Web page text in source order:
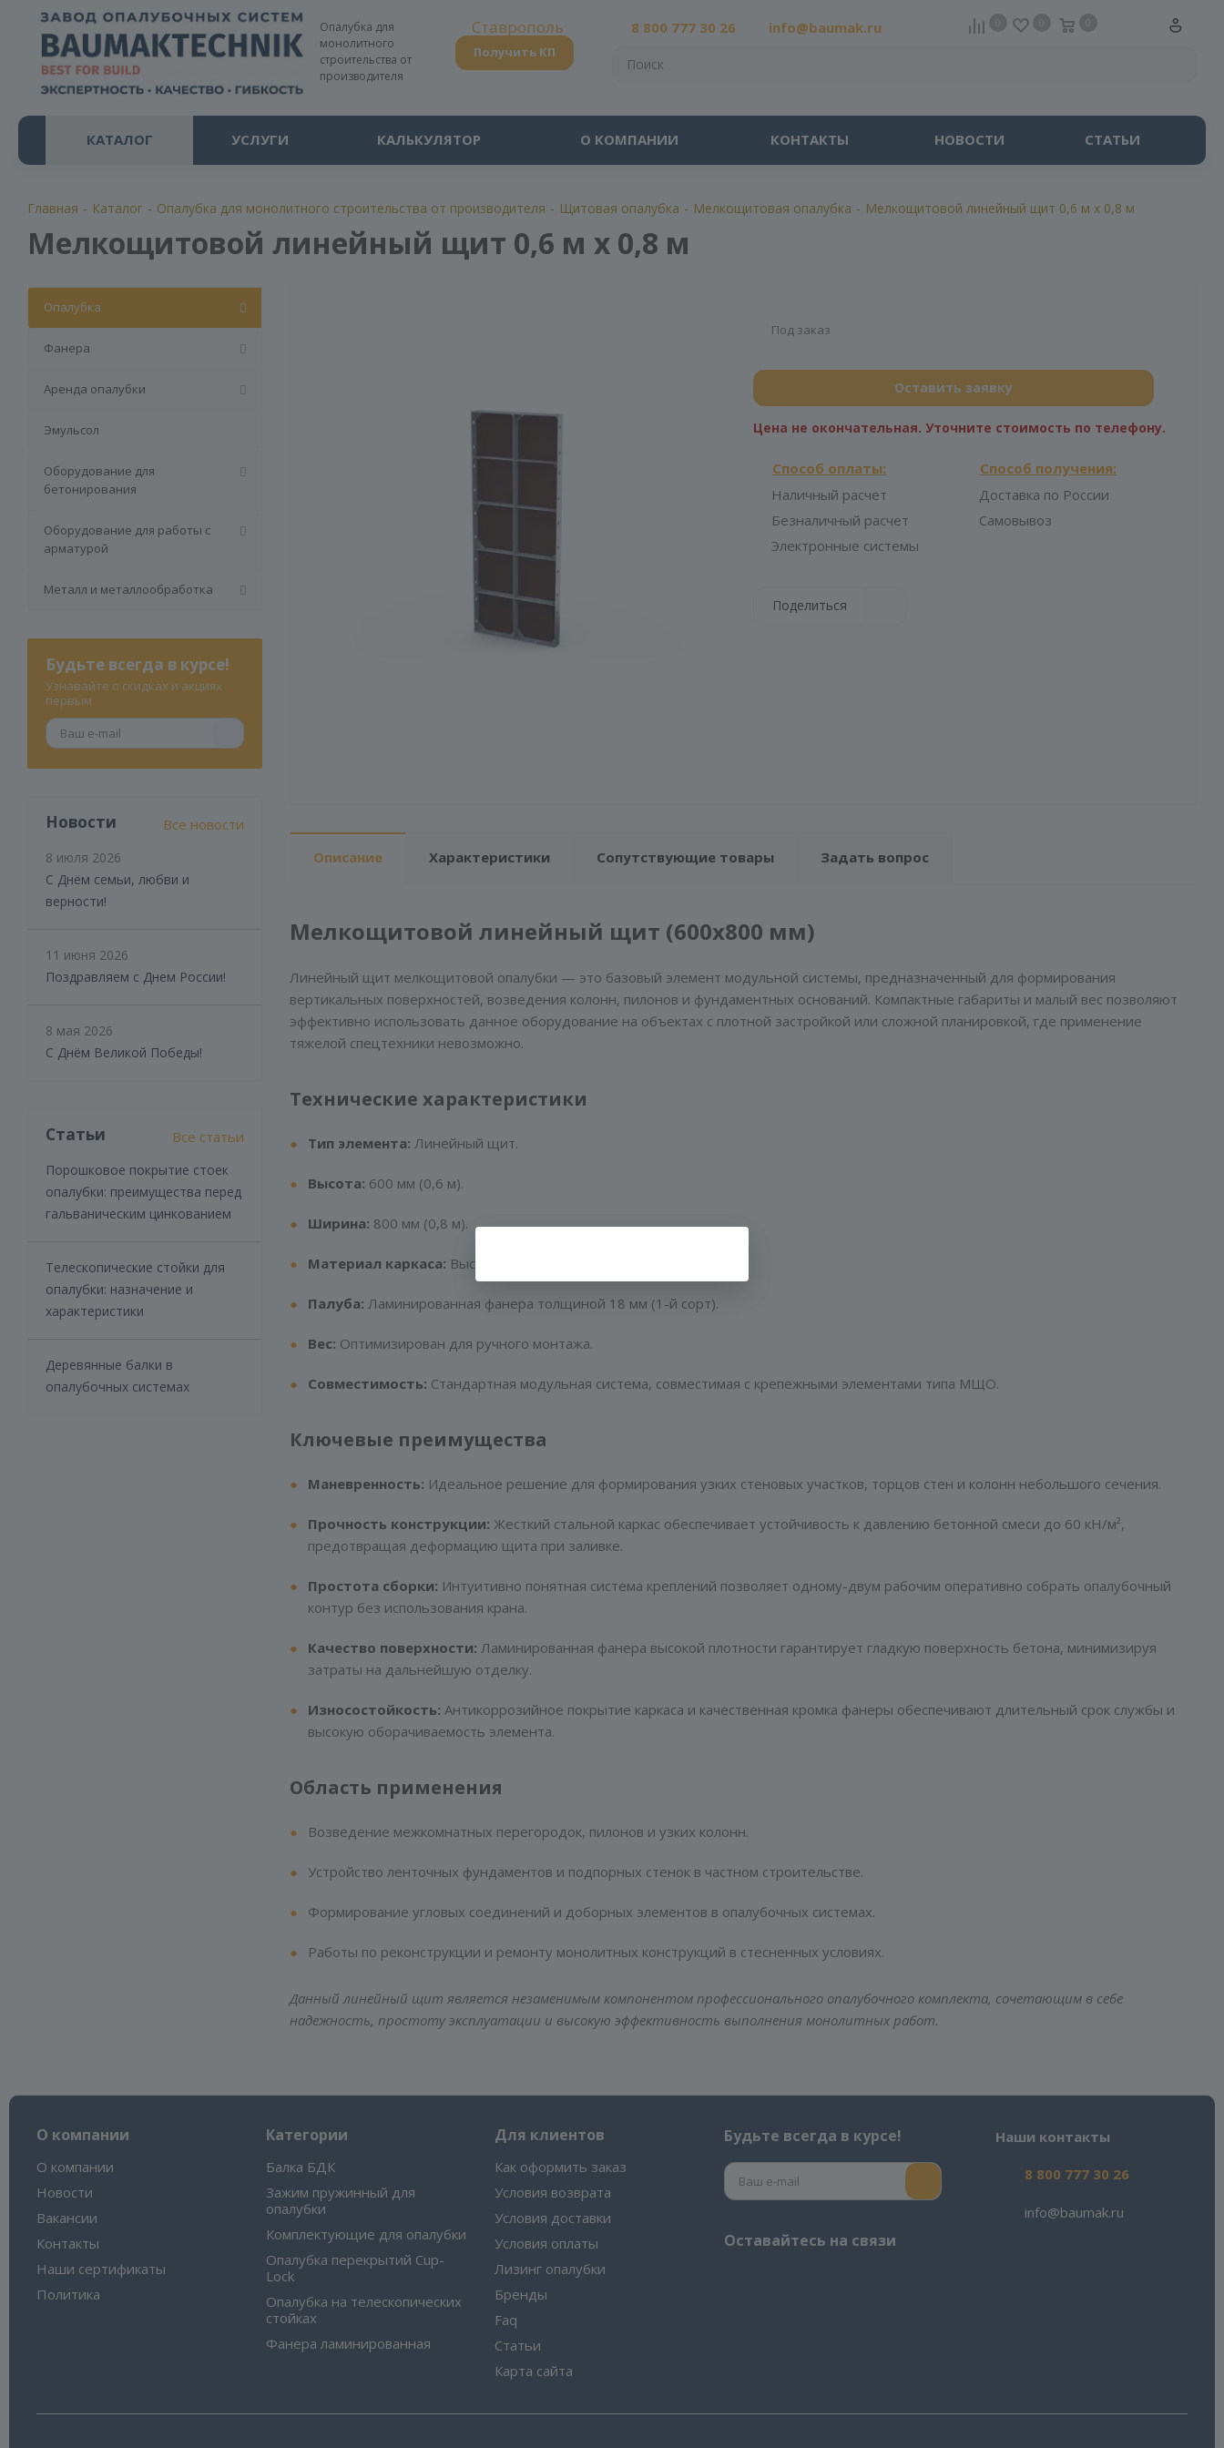
Опалубка для
монолитного
строительства от
производителя
Ставрополь
Получить КП
8 800 777 30 26 info@baumak.ru
КАТАЛОГ УСЛУГИ КАЛЬКУЛЯТОР О КОМПАНИИ КОНТАКТЫ НОВОСТИ СТАТЬИ
Главная - Каталог - Опалубка для монолитного строительства от производителя - Щитовая опалубка - Мелкощитовая опалубка - Мелкощитовой линейный щит 0,6 м х 0,8 м
Мелкощитовой линейный щит 0,6 м х 0,8 м
Под заказ
Оставить заявку
Цена не окончательная. Уточните стоимость по телефону.
Способ оплаты:
Наличный расчет
Безналичный расчет
Электронные системы
Способ получения:
Доставка по России
Самовывоз
Поделиться
Описание Характеристики Сопутствующие товары Задать вопрос
Мелкощитовой линейный щит (600х800 мм)
Линейный щит мелкощитовой опалубки — это базовый элемент модульной системы, предназначенный для формирования
вертикальных поверхностей, возведения колонн, пилонов и фундаментных оснований. Компактные габариты и малый вес позволяют
эффективно использовать данное оборудование на объектах с плотной застройкой или сложной планировкой, где применение
тяжелой спецтехники невозможно.
Технические характеристики
Тип элемента: Линейный щит.
Высота: 600 мм (0,6 м).
Ширина: 800 мм (0,8 м).
Материал каркаса: Высокопрочный стальной профиль.
Палуба: Ламинированная фанера толщиной 18 мм (1-й сорт).
Вес: Оптимизирован для ручного монтажа.
Совместимость: Стандартная модульная система, совместимая с крепежными элементами типа МЩО.
Ключевые преимущества
Маневренность: Идеальное решение для формирования узких стеновых участков, торцов стен и колонн небольшого сечения.
Прочность конструкции: Жесткий стальной каркас обеспечивает устойчивость к давлению бетонной смеси до 60 кН/м²,
предотвращая деформацию щита при заливке.
Простота сборки: Интуитивно понятная система креплений позволяет одному-двум рабочим оперативно собрать опалубочный
контур без использования крана.
Качество поверхности: Ламинированная фанера высокой плотности гарантирует гладкую поверхность бетона, минимизируя
затраты на дальнейшую отделку.
Износостойкость: Антикоррозийное покрытие каркаса и качественная кромка фанеры обеспечивают длительный срок службы и
высокую оборачиваемость элемента.
Область применения
Возведение межкомнатных перегородок, пилонов и узких колонн.
Устройство ленточных фундаментов и подпорных стенок в частном строительстве.
Формирование угловых соединений и доборных элементов в опалубочных системах.
Работы по реконструкции и ремонту монолитных конструкций в стесненных условиях.
Данный линейный щит является незаменимым компонентом профессионального опалубочного комплекта, сочетающим в себе
надежность, простоту эксплуатации и высокую эффективность выполнения монолитных работ.
Опалубка
Фанера
Аренда опалубки
Эмульсол
Оборудование для
бетонирования
Оборудование для работы с
арматурой
Металл и металлообработка
Будьте всегда в курсе!
Узнавайте о скидках и акциях
первым
Новости Все новости
8 июля 2026
С Днём семьи, любви и
верности!
11 июня 2026
Поздравляем с Днем России!
8 мая 2026
С Днём Великой Победы!
Статьи Все статьи
Порошковое покрытие стоек
опалубки: преимущества перед
гальваническим цинкованием
Телескопические стойки для
опалубки: назначение и
характеристики
Деревянные балки в
опалубочных системах
О компании
О компании
Новости
Вакансии
Контакты
Наши сертификаты
Политика
Категории
Балка БДК
Зажим пружинный для
опалубки
Комплектующие для опалубки
Опалубка перекрытий Cup-
Lock
Опалубка на телескопических
стойках
Фанера ламинированная
Для клиентов
Как оформить заказ
Условия возврата
Условия доставки
Условия оплаты
Лизинг опалубки
Бренды
Faq
Статьи
Карта сайта
Будьте всегда в курсе!
Оставайтесь на связи
Наши контакты
8 800 777 30 26
info@baumak.ru